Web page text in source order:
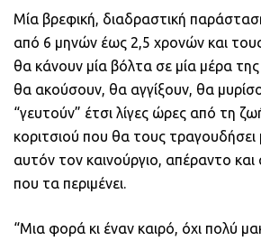
Μία βρεφική, διαδραστική
από 6 μηνών έως 2,5 χρονών και
θα κάνουν μία βόλτα σε μία μέρα
θα ακούσουν, θα αγγίξουν, θα
“γευτούν” έτσι λίγες ώρες από τη
κοριτσιού που θα τους τραγουδήσει
αυτόν τον καινούργιο, απέραντο
που τα περιμένει.
“Μια φορά κι έναν καιρό, όχι πολύ